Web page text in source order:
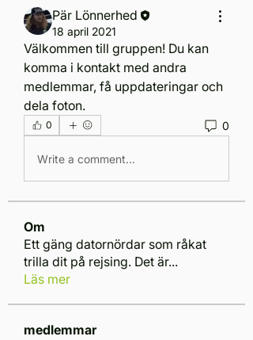
Pär Lönnerhed
18 april 2021
Välkommen till gruppen! Du kan
komma i kontakt med andra
medlemmar, få uppdateringar och
dela foton.
0 0
Write a comment...
Om
Ett gäng datornördar som råkat
trilla dit på rejsing. Det är...
Läs mer
medlemmar